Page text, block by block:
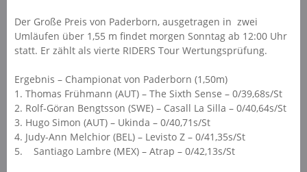
Der Große Preis von Paderborn, ausgetragen in zwei
Umläufen über 1,55 m findet morgen Sonntag ab 12:00 Uhr
statt. Er zählt als vierte RIDERS Tour Wertungsprüfung.
Ergebnis – Championat von Paderborn (1,50m)
1. Thomas Frühmann (AUT) – The Sixth Sense – 0/39,68s/St
2. Rolf-Göran Bengtsson (SWE) – Casall La Silla – 0/40,64s/St
3. Hugo Simon (AUT) – Ukinda – 0/40,71s/St
4. Judy-Ann Melchior (BEL) – Levisto Z – 0/41,35s/St
5. Santiago Lambre (MEX) – Atrap – 0/42,13s/St